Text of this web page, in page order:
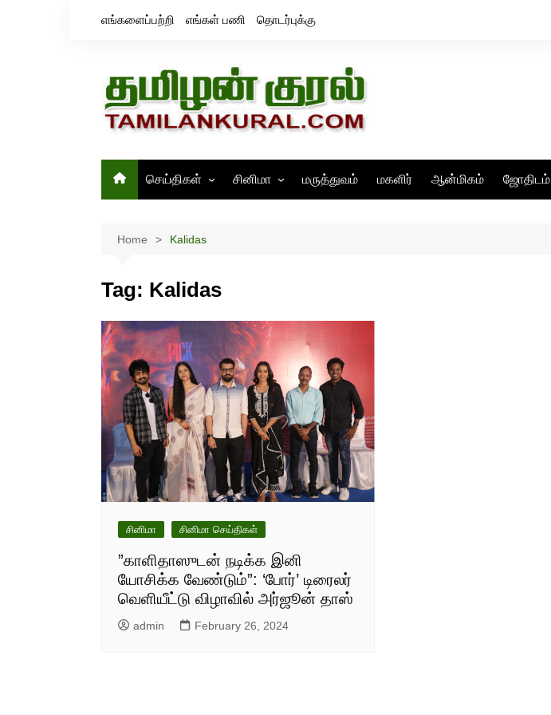
எங்களைப்பற்றி எங்கள் பணி தொடர்புக்கு
செய்திகள்
இந்தியா
சினிமா மருத்துவம் மகளிர் ஆன்மிகம் ஜோதிடம்
Home Kalidas
Tag: Kalidas
சினிமா சினிமா செய்திகள்
”காளிதாஸுடன் நடிக்க இனி
யோசிக்க வேண்டும்”: ‘போர்’ டிரைலர்
வெளியீட்டு விழாவில் அர்ஜூன் தாஸ்
admin February 26, 2024